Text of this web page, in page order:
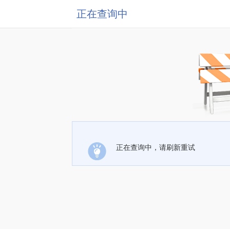
正在查询中
正在查询中，请刷新重试